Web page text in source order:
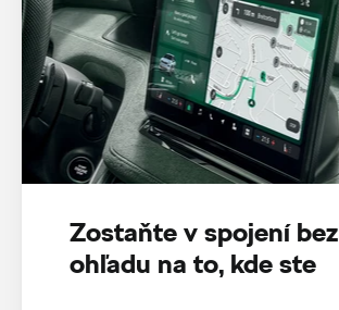
Zostaňte v spojení bez
ohľadu na to, kde ste